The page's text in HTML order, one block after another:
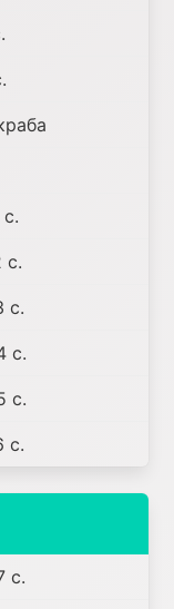
с.
с.
с.
с.
с.
с.